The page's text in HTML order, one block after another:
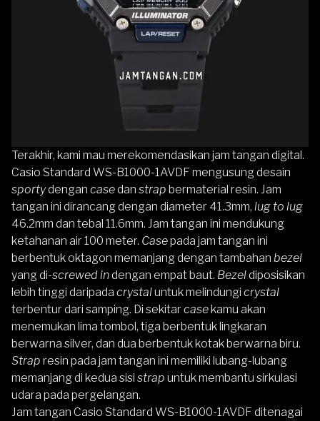
Terakhir, kami mau merekomendasikan jam tangan digital.
Casio Standard WS-B1000-1AVDF mengusung desain
sportydengan casedan strap bermaterial resin. Jam
tangan ini dirancang dengan diameter 41.3mm, lug to lug
46.2mm dan tebal 11.6mm. Jam tangan ini mendukung
ketahanan air 100 meter. Casepada jam tangan ini
berbentuk oktagon memanjang dengan tambahan bezel
yang di-screwed indengan empat baut. Bezeldiposisikan
lebih tinggi daripada crystaluntuk melindungi crystal
terbentur dari samping. Di sekitar casekamu akan
menemukan lima tombol, tiga berbentuk lingkaran
berwarna silver, dan dua berbentuk kotak berwarna biru.
Strap resin pada jam tangan ini memiliki lubang-lubang
memanjang di kedua sisi strap untuk membantu sirkulasi
udara pada pergelangan.
Jam tangan Casio Standard WS-B1000-1AVDF ditenagai